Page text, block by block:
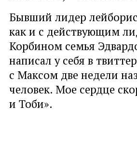
Бывший лидер
как и с действующим
Корбином семья
написал у себя в
с Максом две недели
человек. Мое сердце
и Тоби».